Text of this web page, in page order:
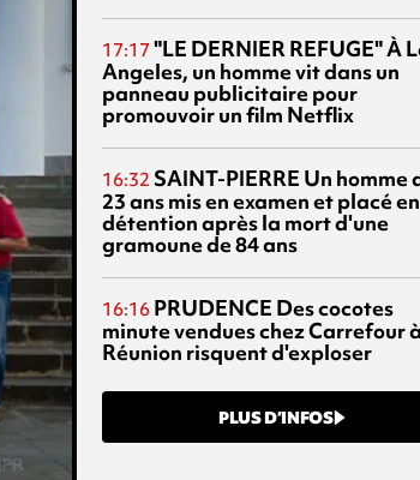
17:17 "LE DERNIER REFUGE"À
Angeles, un homme vit dans un
panneau publicitaire pour
promouvoir un film Netflix
16:32 SAINT-PIERRE Un homme
23 ans mis en examen et placé en
détention après la mort d'une
gramoune de 84 ans
16:16 PRUDENCE Des cocotes
minute vendues chez Carrefour
Réunion risquent d'exploser
PLUS D’INFOS